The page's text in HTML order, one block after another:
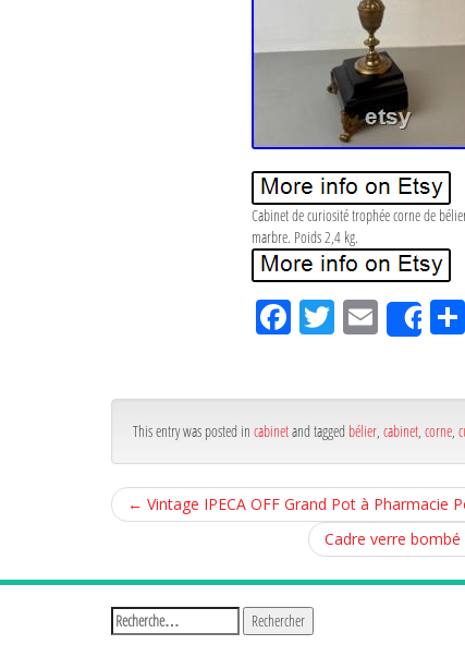
Cabinet de curiosité trophée corne de
marbre. Poids 2,4 kg.
Fa
ce
ok
Tw
itt
Em
ail
This entry was posted in cabinetand tagged bélier cabinet corne
← Vintage IPECA OFF Grand Pot à Pharmacie
Cadre verre